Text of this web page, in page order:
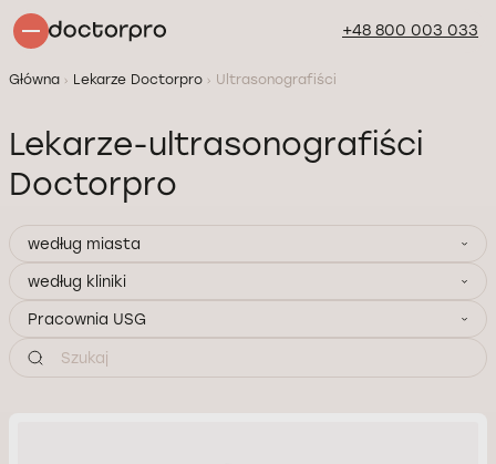
+48 800 003 033
Główna Lekarze Doctorpro Ultrasonografiści
Lekarze-ultrasonografiści
Doctorpro
według miasta
według kliniki
Pracownia USG